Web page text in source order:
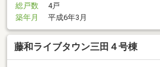
総戸数
4戸
築年月
平成6年3月
藤和ライブタウン三田４号棟